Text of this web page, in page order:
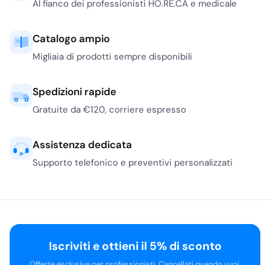
bene a tovaglie e
proposte diInfibra,
come le buste
portaposate scozzesi in
pezzi o le versioni tinta
unita, sono adatte a
informali che vogliono
una tavola già composta
aspetto più rustico e
caldo. Conviene per
agriturismi, bistrot,
Al fianco dei professionisti HO.RE.CA e medicale
Catalogo ampio
Migliaia di prodotti sempre disponibili
Spedizioni rapide
Gratuite da €120, corriere espresso
Assistenza dedicata
Supporto telefonico e preventivi personalizzati
Iscriviti e ottieni il 5% di sconto